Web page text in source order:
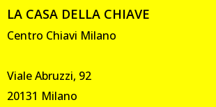
LA CASA DELLA CHIAVE
Centro Chiavi Milano
Viale Abruzzi, 92
20131 Milano